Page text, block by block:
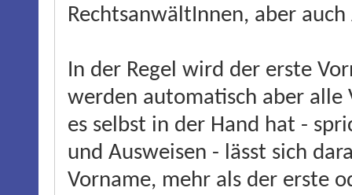
RechtsanwältInnen, aber
In der Regel wird der erste
werden automatisch aber
es selbst in der Hand hat -
und Ausweisen - lässt sich
Vorname, mehr als der erste